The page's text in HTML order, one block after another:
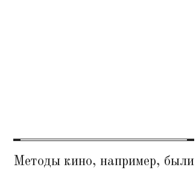
Методы кино, например, были